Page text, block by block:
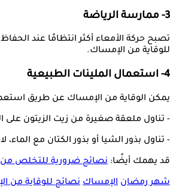
3- ممارسة الرياضة
تصبح حركة الأمعاء أكثر انتظامًا عند
للوقاية من الإمساك.
4- استعمال الملينات الطبيعية
يمكن الوقاية من الإمساك عن طريق
- تناول ملعقة صغيرة من زيت الزيتون على
- تناول بذور الشيا أو بذور الكتان مع
قد يهمك أيضًا: نصائح ضرورية للتخلص
شهر رمضان الإمساك نصائح للوقاية من